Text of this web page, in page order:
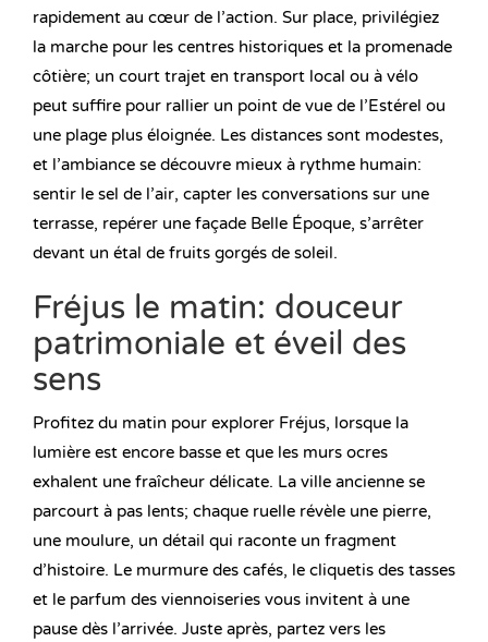
rapidement au cœur de l’action. Sur place, privilégiez
la marche pour les centres historiques et la promenade
côtière; un court trajet en transport local ou à vélo
peut suffire pour rallier un point de vue de l’Estérel ou
une plage plus éloignée. Les distances sont modestes,
et l’ambiance se découvre mieux à rythme humain:
sentir le sel de l’air, capter les conversations sur une
terrasse, repérer une façade Belle Époque, s’arrêter
devant un étal de fruits gorgés de soleil.
Fréjus le matin: douceur
patrimoniale et éveil des
sens
Profitez du matin pour explorer Fréjus, lorsque la
lumière est encore basse et que les murs ocres
exhalent une fraîcheur délicate. La ville ancienne se
parcourt à pas lents; chaque ruelle révèle une pierre,
une moulure, un détail qui raconte un fragment
d’histoire. Le murmure des cafés, le cliquetis des tasses
et le parfum des viennoiseries vous invitent à une
pause dès l’arrivée. Juste après, partez vers les